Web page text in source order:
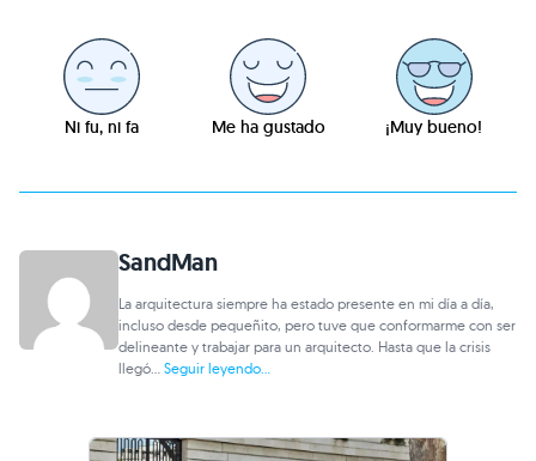
Ni fu, ni fa Me ha gustado ¡Muy bueno!
SandMan
La arquitectura siempre ha estado presente en mi día a día,
incluso desde pequeñito, pero tuve que conformarme con ser
delineante y trabajar para un arquitecto. Hasta que la crisis
llegó...Seguir leyendo...